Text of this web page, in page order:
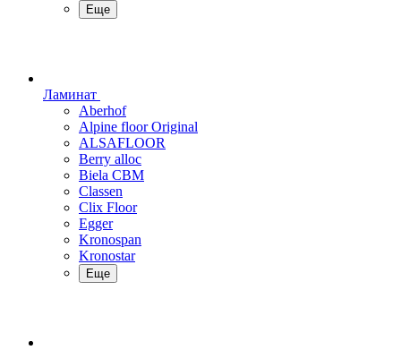
Еще
Ламинат
Aberhof
Alpine floor Original
ALSAFLOOR
Berry alloc
Biela CBM
Classen
Clix Floor
Egger
Kronospan
Kronostar
Еще